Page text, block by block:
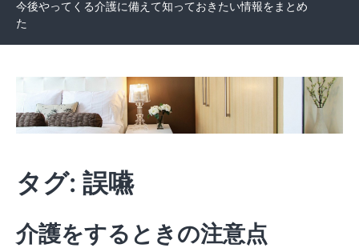
今後やってくる介護に備えて知っておきたい情報をまとめ
た
タグ: 誤嚥
介護をするときの注意点